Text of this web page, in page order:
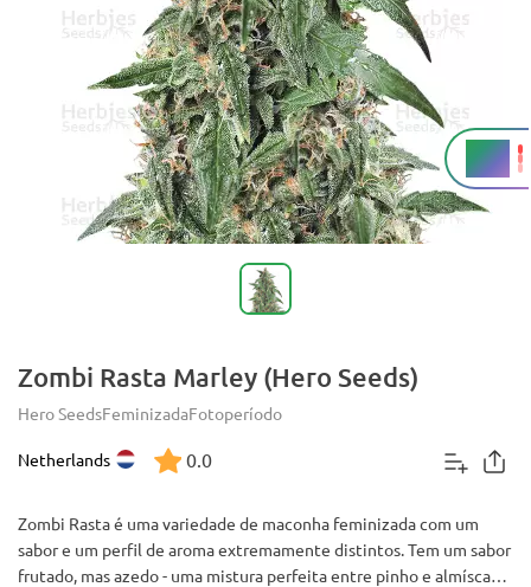
26%
THC
Zombi Rasta Marley (Hero Seeds)
Hero SeedsFeminizadaFotoperíodo
Netherlands 0.0
Zombi Rasta é uma variedade de maconha feminizada com um
sabor e um perfil de aroma extremamente distintos. Tem um sabor
frutado, mas azedo - uma mistura perfeita entre pinho e almíscar